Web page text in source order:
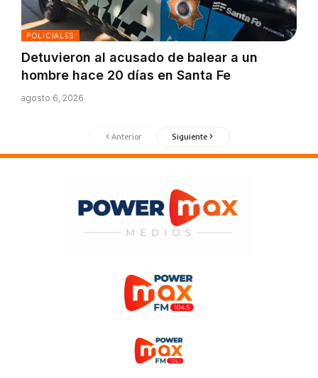
POLICIALES
Detuvieron al acusado de balear a un
hombre hace 20 días en Santa Fe
agosto 6, 2026
Anterior Siguiente